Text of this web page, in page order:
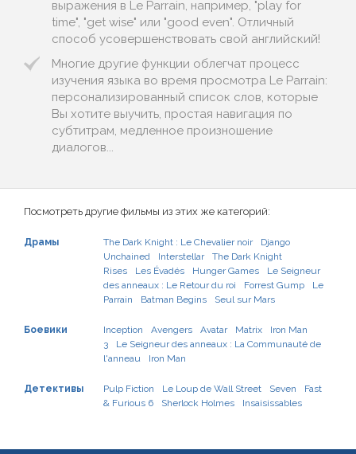
выражения в Le Parrain, например, "play for
time", "get wise" или "good even". Отличный
способ усовершенствовать свой английский!
Многие другие функции облегчат процесс
изучения языка во время просмотра Le Parrain:
персонализированный список слов, которые
Вы хотите выучить, простая навигация по
субтитрам, медленное произношение
диалогов...
Посмотреть другие фильмы из этих же категорий:
Драмы The Dark Knight : Le Chevalier noir
Django
Unchained
Interstellar
The Dark Knight
Rises
Les Évadés Hunger Games
Le Seigneur
des anneaux : Le Retour du roi
Forrest Gump
Le
Parrain
Batman Begins Seul sur Mars
Боевики Inception Avengers Avatar Matrix
Iron Man
3
Le Seigneur des anneaux : La Communauté de
l'anneau
Iron Man
Детективы Pulp Fiction Le Loup de Wall Street Seven
Fast
& Furious 6
Sherlock Holmes Insaisissables